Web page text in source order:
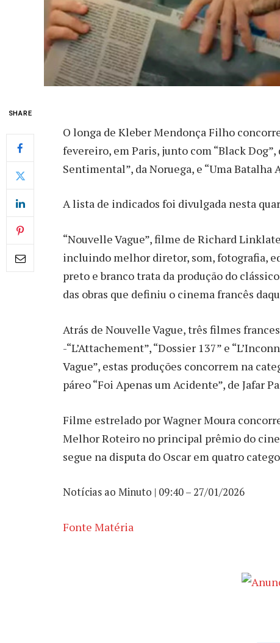
SHARE
O longa de Kleber Mendonça Filho
fevereiro, em Paris, junto com “Black Dog”,
Sentimental”, da Noruega, e “Uma Batalha
A lista de indicados foi divulgada nesta
“Nouvelle Vague”, filme de Richard
incluindo melhor diretor, som, fotografia,
preto e branco trata da produção do
das obras que definiu o cinema francês
Atrás de Nouvelle Vague, três filmes
-“L’Attachement”, “Dossier 137” e
Vague”, estas produções concorrem na
páreo “Foi Apenas um Acidente”, de Jafar
Filme estrelado por Wagner Moura
Melhor Roteiro no principal prêmio do
segue na disputa do Oscar em quatro
Notícias ao Minuto | 09:40 – 27/01/2026
Fonte Matéria